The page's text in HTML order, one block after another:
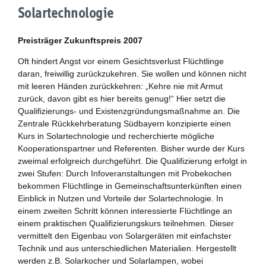
Zukunftsleitlinien
Nachhaltigkeitsbeirat
Berichterstattung
Biostadt
Zukunftspreis
Themen
Projekte
Zukunftstagung
Bildung für nachhaltige Entwicklung
Büro für Nachhaltigkeit
Solartechnologie
Preisträger Zukunftspreis 2007
Oft hindert Angst vor einem Gesichtsverlust Flüchtlinge
daran, freiwillig zurückzukehren. Sie wollen und können nicht
mit leeren Händen zurückkehren: „Kehre nie mit Armut
zurück, davon gibt es hier bereits genug!“ Hier setzt die
Qualifizierungs- und Existenzgründungsmaßnahme an. Die
Zentrale Rückkehrberatung Südbayern konzipierte einen
Kurs in Solartechnologie und recherchierte mögliche
Kooperationspartner und Referenten. Bisher wurde der Kurs
zweimal erfolgreich durchgeführt. Die Qualifizierung erfolgt in
zwei Stufen: Durch Infoveranstaltungen mit Probekochen
bekommen Flüchtlinge in Gemeinschaftsunterkünften einen
Einblick in Nutzen und Vorteile der Solartechnologie. In
einem zweiten Schritt können interessierte Flüchtlinge an
einem praktischen Qualifizierungskurs teilnehmen. Dieser
vermittelt den Eigenbau von Solargeräten mit einfachster
Technik und aus unterschiedlichen Materialien. Hergestellt
werden z.B. Solarkocher und Solarlampen, wobei